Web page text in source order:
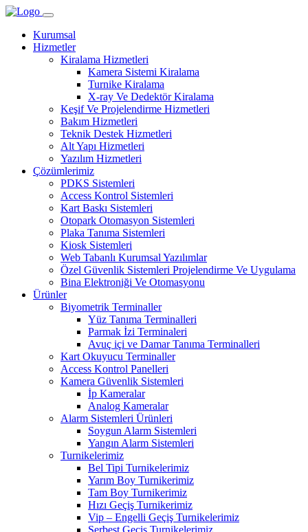
Kurumsal
Hizmetler
Kiralama Hizmetleri
Kamera Sistemi Kiralama
Turnike Kiralama
X-ray Ve Dedektör Kiralama
Keşif Ve Projelendirme Hizmetleri
Bakım Hizmetleri
Teknik Destek Hizmetleri
Alt Yapı Hizmetleri
Yazılım Hizmetleri
Çözümlerimiz
PDKS Sistemleri
Access Kontrol Sistemleri
Kart Baskı Sistemleri
Otopark Otomasyon Sistemleri
Plaka Tanıma Sistemleri
Kiosk Sistemleri
Web Tabanlı Kurumsal Yazılımlar
Özel Güvenlik Sistemleri Projelendirme Ve Uygulama
Bina Elektroniği Ve Otomasyonu
Ürünler
Biyometrik Terminaller
Yüz Tanıma Terminalleri
Parmak İzi Terminaleri
Avuç içi ve Damar Tanıma Terminalleri
Kart Okuyucu Terminaller
Access Kontrol Panelleri
Kamera Güvenlik Sistemleri
İp Kameralar
Analog Kameralar
Alarm Sistemleri Ürünleri
Soygun Alarm Sistemleri
Yangın Alarm Sistemleri
Turnikelerimiz
Bel Tipi Turnikelerimiz
Yarım Boy Turnikerimiz
Tam Boy Turnikerimiz
Hızı Geçiş Turnikerimiz
Vip – Engelli Geçiş Turnikelerimiz
Serbest Geçiş Turnikelerimiz